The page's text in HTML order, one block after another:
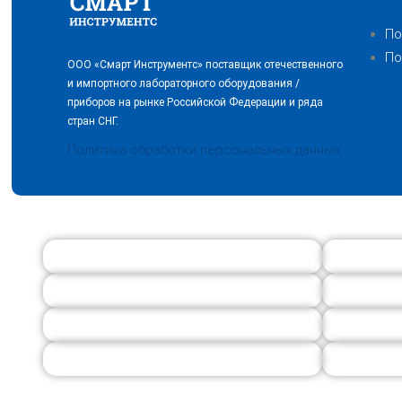
ООО «Смарт Инструментс» поставщик отечественного
и импортного лабораторного оборудования /
приборов на рынке Российской Федерации и ряда
стран СНГ.
Политика обработки персональных данных